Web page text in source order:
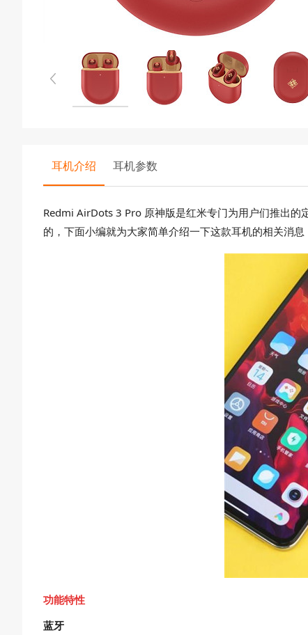
耳机介绍 耳机参数
Redmi AirDots 3 Pro 原神版是红米专门为用户们推出的
的，下面小编就为大家简单介绍一下这款耳机的相关消息
功能特性
蓝牙